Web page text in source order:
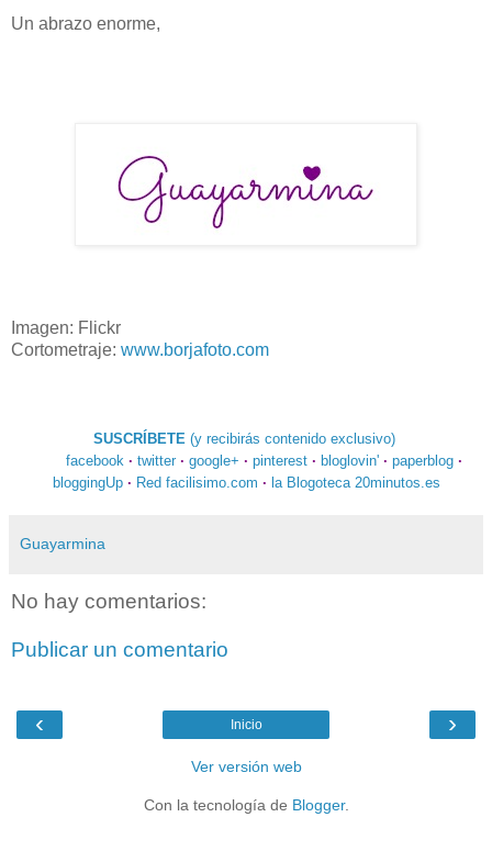
Un abrazo enorme,
Imagen: Flickr
Cortometraje: www.borjafoto.com
SUSCRÍBETE (y recibirás contenido exclusivo)
facebook · twitter · google+ · pinterest · bloglovin' · paperblog ·
bloggingUp · Red facilisimo.com · la Blogoteca 20minutos.es
Guayarmina
No hay comentarios:
Publicar un comentario
‹ ›
Inicio
Ver versión web
Con la tecnología de Blogger.